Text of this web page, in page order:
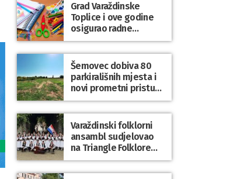
Grad Varaždinske
Toplice i ove godine
osigurao radne
bilježnice i dodatni
obrazovni materijal za
sve osnovnoškolce
Šemovec dobiva 80
parkirališnih mjesta i
novi prometni pristup
groblju
Varaždinski folklorni
ansambl sudjelovao
na Triangle Folklore
Festivalu u Danskoj